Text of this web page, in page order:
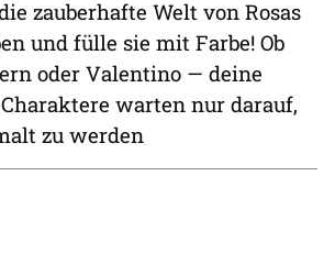
zauberhafte Welt von Rosas
und fülle sie mit Farbe! Ob
oder Valentino — deine
warten nur darauf,
zu werden